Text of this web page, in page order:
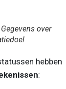
over
hebben
: